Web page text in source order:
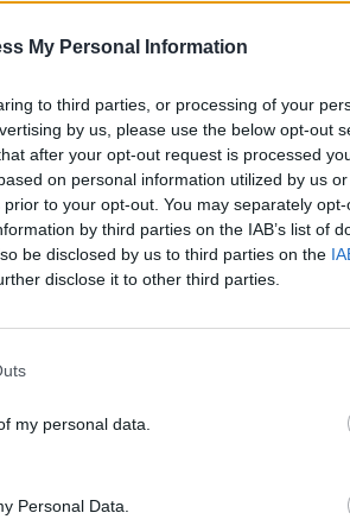
My Personal Information
to third parties, or processing of your
by us, please use the below opt-out
after your opt-out request is processed
on personal information utilized by us
to your opt-out. You may separately
by third parties on the IAB’s list of
be disclosed by us to third parties on the
disclose it to other third parties.
my personal data.
Personal Data.
za vaš organizam i da je odmah
fekalnih materija, pesticida i
nerava i drugih nejestivih dijelova